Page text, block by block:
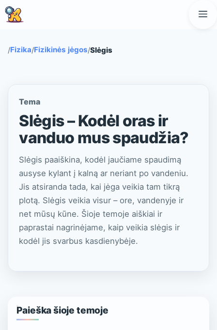
Pereiti
prie
/Fizika/Fizikinės jėgos/Slėgis
Tema
Slėgis – Kodėl oras ir
vanduo mus spaudžia?
Slėgis paaiškina, kodėl jaučiame spaudimą
ausyse kylant į kalną ar neriant po vandeniu.
Jis atsiranda tada, kai jėga veikia tam tikrą
plotą. Slėgis veikia visur – ore, vandenyje ir
net mūsų kūne. Šioje temoje aiškiai ir
paprastai nagrinėjame, kaip veikia slėgis ir
kodėl jis svarbus kasdienybėje.
Paieška šioje temoje